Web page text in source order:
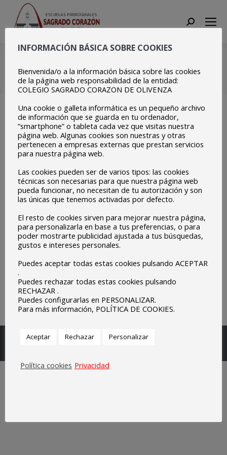
Search:
Estás aquí:
Inicio
157814839_3671110849653159_4963923327881400450_o
Escuelas Parroquiales Sagrado Corazón de Olivenza.
INFORMACIÓN BÁSICA SOBRE COOKIES
Bienvenida/o a la información básica sobre las cookies
de la página web responsabilidad de la entidad:
COLEGIO SAGRADO CORAZON DE OLIVENZA
Una cookie o galleta informática es un pequeño archivo
de información que se guarda en tu ordenador,
“smartphone” o tableta cada vez que visitas nuestra
página web. Algunas cookies son nuestras y otras
pertenecen a empresas externas que prestan servicios
para nuestra página web.
Las cookies pueden ser de varios tipos: las cookies
técnicas son necesarias para que nuestra página web
pueda funcionar, no necesitan de tu autorización y son
las únicas que tenemos activadas por defecto.
El resto de cookies sirven para mejorar nuestra página,
para personalizarla en base a tus preferencias, o para
poder mostrarte publicidad ajustada a tus búsquedas,
gustos e intereses personales.
Puedes aceptar todas estas cookies pulsando ACEPTAR
.
Puedes rechazar todas estas cookies pulsando
RECHAZAR .
Puedes configurarlas en PERSONALIZAR.
Para más información, POLÍTICA DE COOKIES.
Aceptar Rechazar Personalizar
Política cookies Privacidad